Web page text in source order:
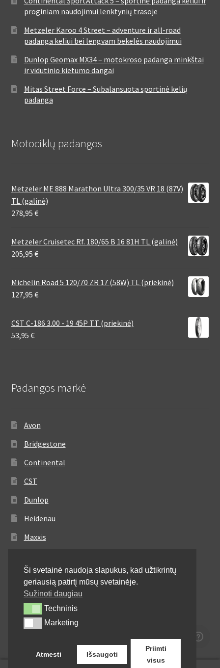
proginiam naudojimui lenktynių trasoje
Metzeler Karoo 4 Street – adventure ir all-road
padanga keliui bei lengvam bekelės naudojimui
Dunlop Geomax MX34 – motokroso padanga minkštai
ir vidutinio kietumo dangai
Mitas Street Force – Subalansuota sportinė kelių
padanga
Motociklų padangos
Metzeler ME 888 Marathon Ultra 300/35 VR 18 (87V)
TL (galinė)
278,95 €
Metzeler Cruisetec Rf. 180/65 B 16 81H TL (galinė)
205,95 €
Michelin Road 5 120/70 ZR 17 (58W) TL (priekinė)
127,95 €
CST C-186 3.00 - 19 45P TT (priekinė)
53,95 €
Padangos markė
Avon
Bridgestone
Continental
CST
Dunlop
Heidenau
Maxxis
Michelin
Mitas
Pirelli
Shinko
Ši svetainė naudoja slapukus, kad užtikrintų
geriausią patirtį mūsų svetainėje.
Sužinoti daugiau
TechninisTechninis
MarketingMarketing
Atmesti Išsaugoti
Priimti
visus